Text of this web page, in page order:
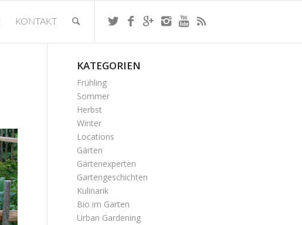
KONTAKT
KATEGORIEN
Frühling
Sommer
Herbst
Winter
Locations
Gärten
Gärtenexperten
Gartengeschichten
Kulinarik
Bio im Garten
Urban Gardening